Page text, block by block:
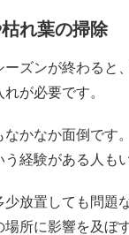
れ葉の掃除
ーズンが終わると
が必要です。
なかなか面倒です
経験がある人も
少放置しても問
所に影響を及ぼ